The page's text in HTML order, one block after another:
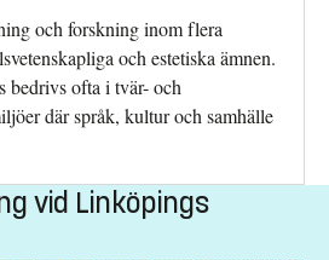
och forskning inom flera
och estetiska ämnen.
bedrivs ofta i tvär- och
där språk, kultur och samhälle
vid Linköpings